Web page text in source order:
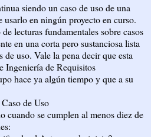
siendo un caso de uso de una
en ningún proyecto en curso.
lecturas fundamentales sobre casos
en una corta pero sustanciosa lista
de uso. Vale la pena decir que esta
Ingeniería de Requisitos
hace ya algún tiempo y que a su
de Uso
cuando se cumplen al menos diez de